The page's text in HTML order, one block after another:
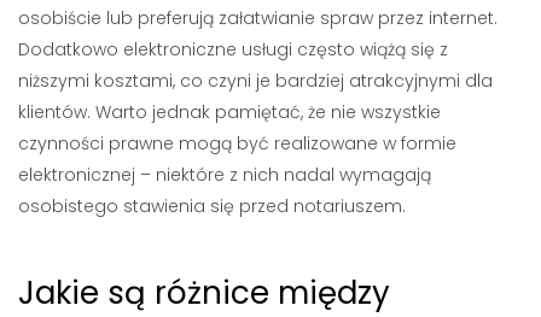
osobiście lub preferują załatwianie spraw przez internet.
Dodatkowo elektroniczne usługi często wiążą się z
niższymi kosztami, co czyni je bardziej atrakcyjnymi dla
klientów. Warto jednak pamiętać, że nie wszystkie
czynności prawne mogą być realizowane w formie
elektronicznej – niektóre z nich nadal wymagają
osobistego stawienia się przed notariuszem.
Jakie są różnice między